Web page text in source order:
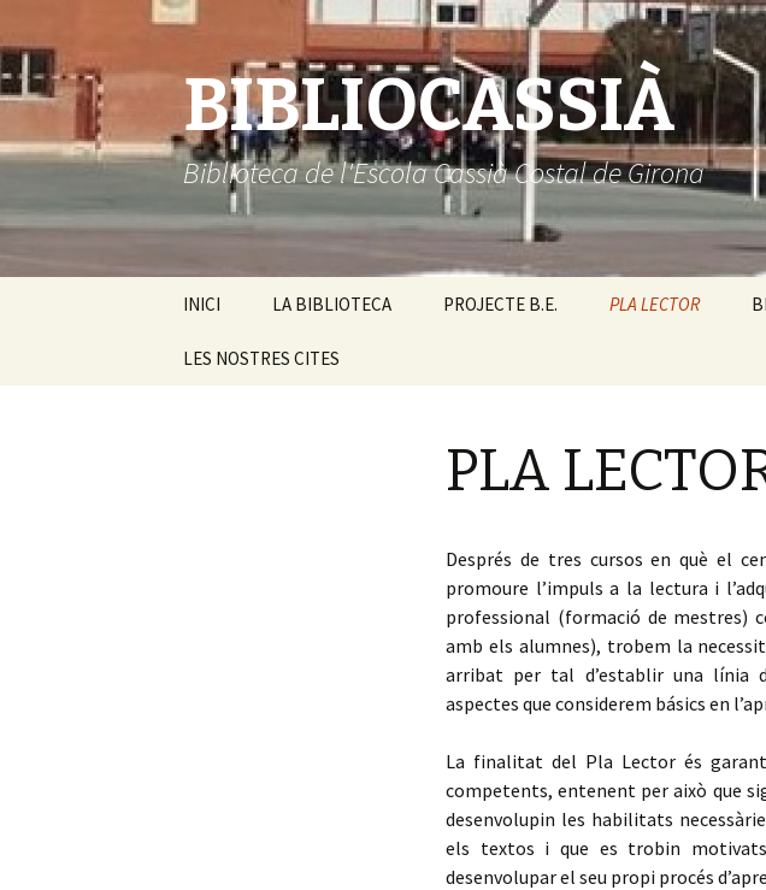
BIBLIOCASSIÀ
Biblioteca de l'Escola Cassià Costal de Girona
Vés
contingut
INICI LA BIBLIOTECA
Guia de la biblioteca
PROJECTE B.E. PLA LECTOR
LES NOSTRES CITES
PLA
Després de tres cursos en què el
promoure l’impuls a la lectura i
professional (formació de mestres)
amb els alumnes), trobem la
arribat per tal d’establir una línia
aspectes que considerem básics en
La finalitat del Pla Lector és
competents, entenent per això que
desenvolupin les habilitats
els textos i que es trobin
desenvolupar el seu propi procés